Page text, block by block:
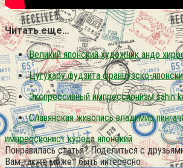
Читать еще…
Великий японский художник андо
Цугухару фудзита французско-
Экспрессивный импрессионизм sahin
Славянская живопись владимир
импрессионист курода японский
Понравилась статья? Поделиться с
Вам также может быть интересно